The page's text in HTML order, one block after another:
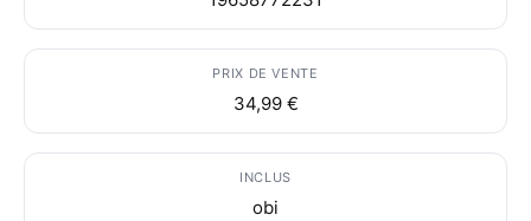
PRIX DE VENTE
34,99 €
INCLUS
obi